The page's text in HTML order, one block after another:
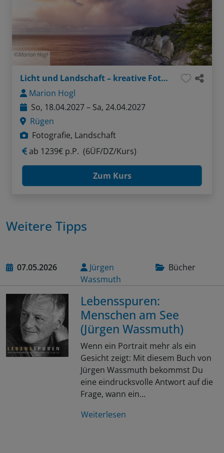
Marion Hogl
Licht und Landschaft – kreative Fotografie auf Rügen
Marion Hogl
So, 18.04.2027 – Sa, 24.04.2027
Rügen
Fotografie, Landschaft
ab 1239€ p.P. (6ÜF/DZ/Kurs)
Zum Kurs
Weitere Tipps
07.05.2026
Jürgen
Wassmuth
Bücher
Lebensspuren:
Menschen am See
(Jürgen Wassmuth)
Wenn ein Portrait mehr als ein
Gesicht zeigt: Mit diesem Buch von
Jürgen Wassmuth bekommst Du
eine eindrucksvolle Antwort auf die
Frage, wann ein…
Weiterlesen